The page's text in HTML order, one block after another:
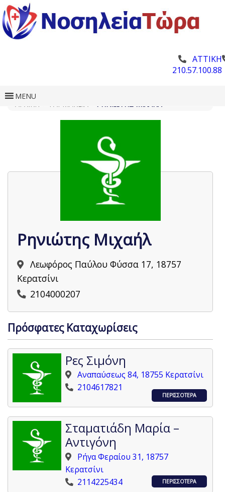
ΑΤΤΙΚΗ
210.57.100.88
MENU
Ρηνιώτης Μιχαήλ
Λεωφόρος Παύλου Φύσσα 17, 18757
Κερατσίνι
2104000207
Πρόσφατες Καταχωρίσεις
Ρες Σιμόνη
Αναπαύσεως 84, 18755 Κερατσίνι
2104617821
ΠΕΡΙΣΣΟΤΕΡΑ
Σταματιάδη Μαρία –
Αντιγόνη
Ρήγα Φεραίου 31, 18757
Κερατσίνι
2114225434
ΠΕΡΙΣΣΟΤΕΡΑ